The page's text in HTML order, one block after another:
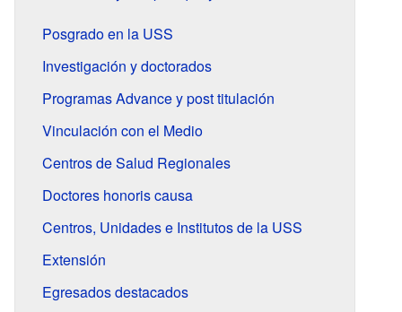
Posgrado en la USS
Investigación y doctorados
Programas Advance y post titulación
Vinculación con el Medio
Centros de Salud Regionales
Doctores honoris causa
Centros, Unidades e Institutos de la USS
Extensión
Egresados destacados